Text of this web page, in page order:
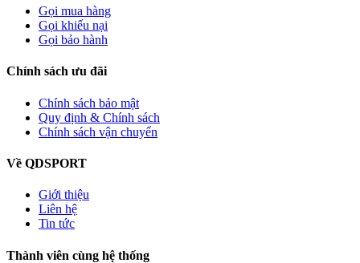
Gọi mua hàng
Gọi khiếu nại
Gọi bảo hành
Chính sách ưu đãi
Chính sách bảo mật
Quy định & Chính sách
Chính sách vận chuyển
Về QDSPORT
Giới thiệu
Liên hệ
Tin tức
Thành viên cùng hệ thống